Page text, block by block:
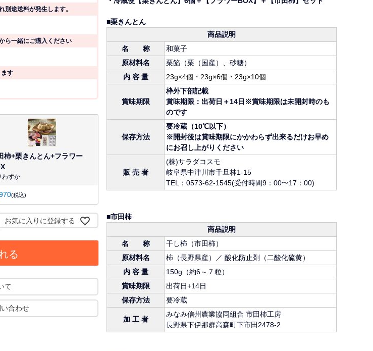
須
別途送料が発生します。
ら一緒にご購入ください
す
柿+栗きんとん+フラワー
わずか
税込
お気に入りに登録する
る
て
合わせ
■栗きんとん
商品説明
名 称
和菓子
原材料名
栗餡（栗（国産）、砂糖）
内 容 量
23g×4個・23g×6個・23g×10個
賞味期限
枠外下部記載
賞味期限：出荷日＋14日※賞味期限は未開封時のも
のです
保存方法
要冷蔵（10℃以下）
※開封後は賞味期限にかかわらず出来るだけお早め
にお召し上がりください
販 売 者
(株)サラダコスモ
岐阜県中津川市千旦林1-15
TEL：0573-62-1545(受付時間9：00〜17：00)
■市田柿
商品説明
名 称
干し柿（市田柿）
原材料名
柿（長野県産）／ 酸化防止剤（二酸化硫黄）
内 容 量
150g（約6～７粒）
賞味期限
出荷日+14日
保存方法
要冷蔵
加 工 者
みなみ信州農業協同組合 市田柿工房
長野県下伊那群高森町下市田2478-2